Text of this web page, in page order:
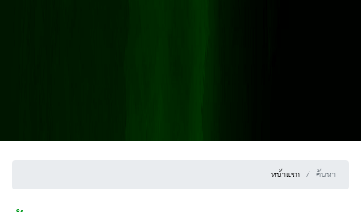
หน้าแรก ค้นหา